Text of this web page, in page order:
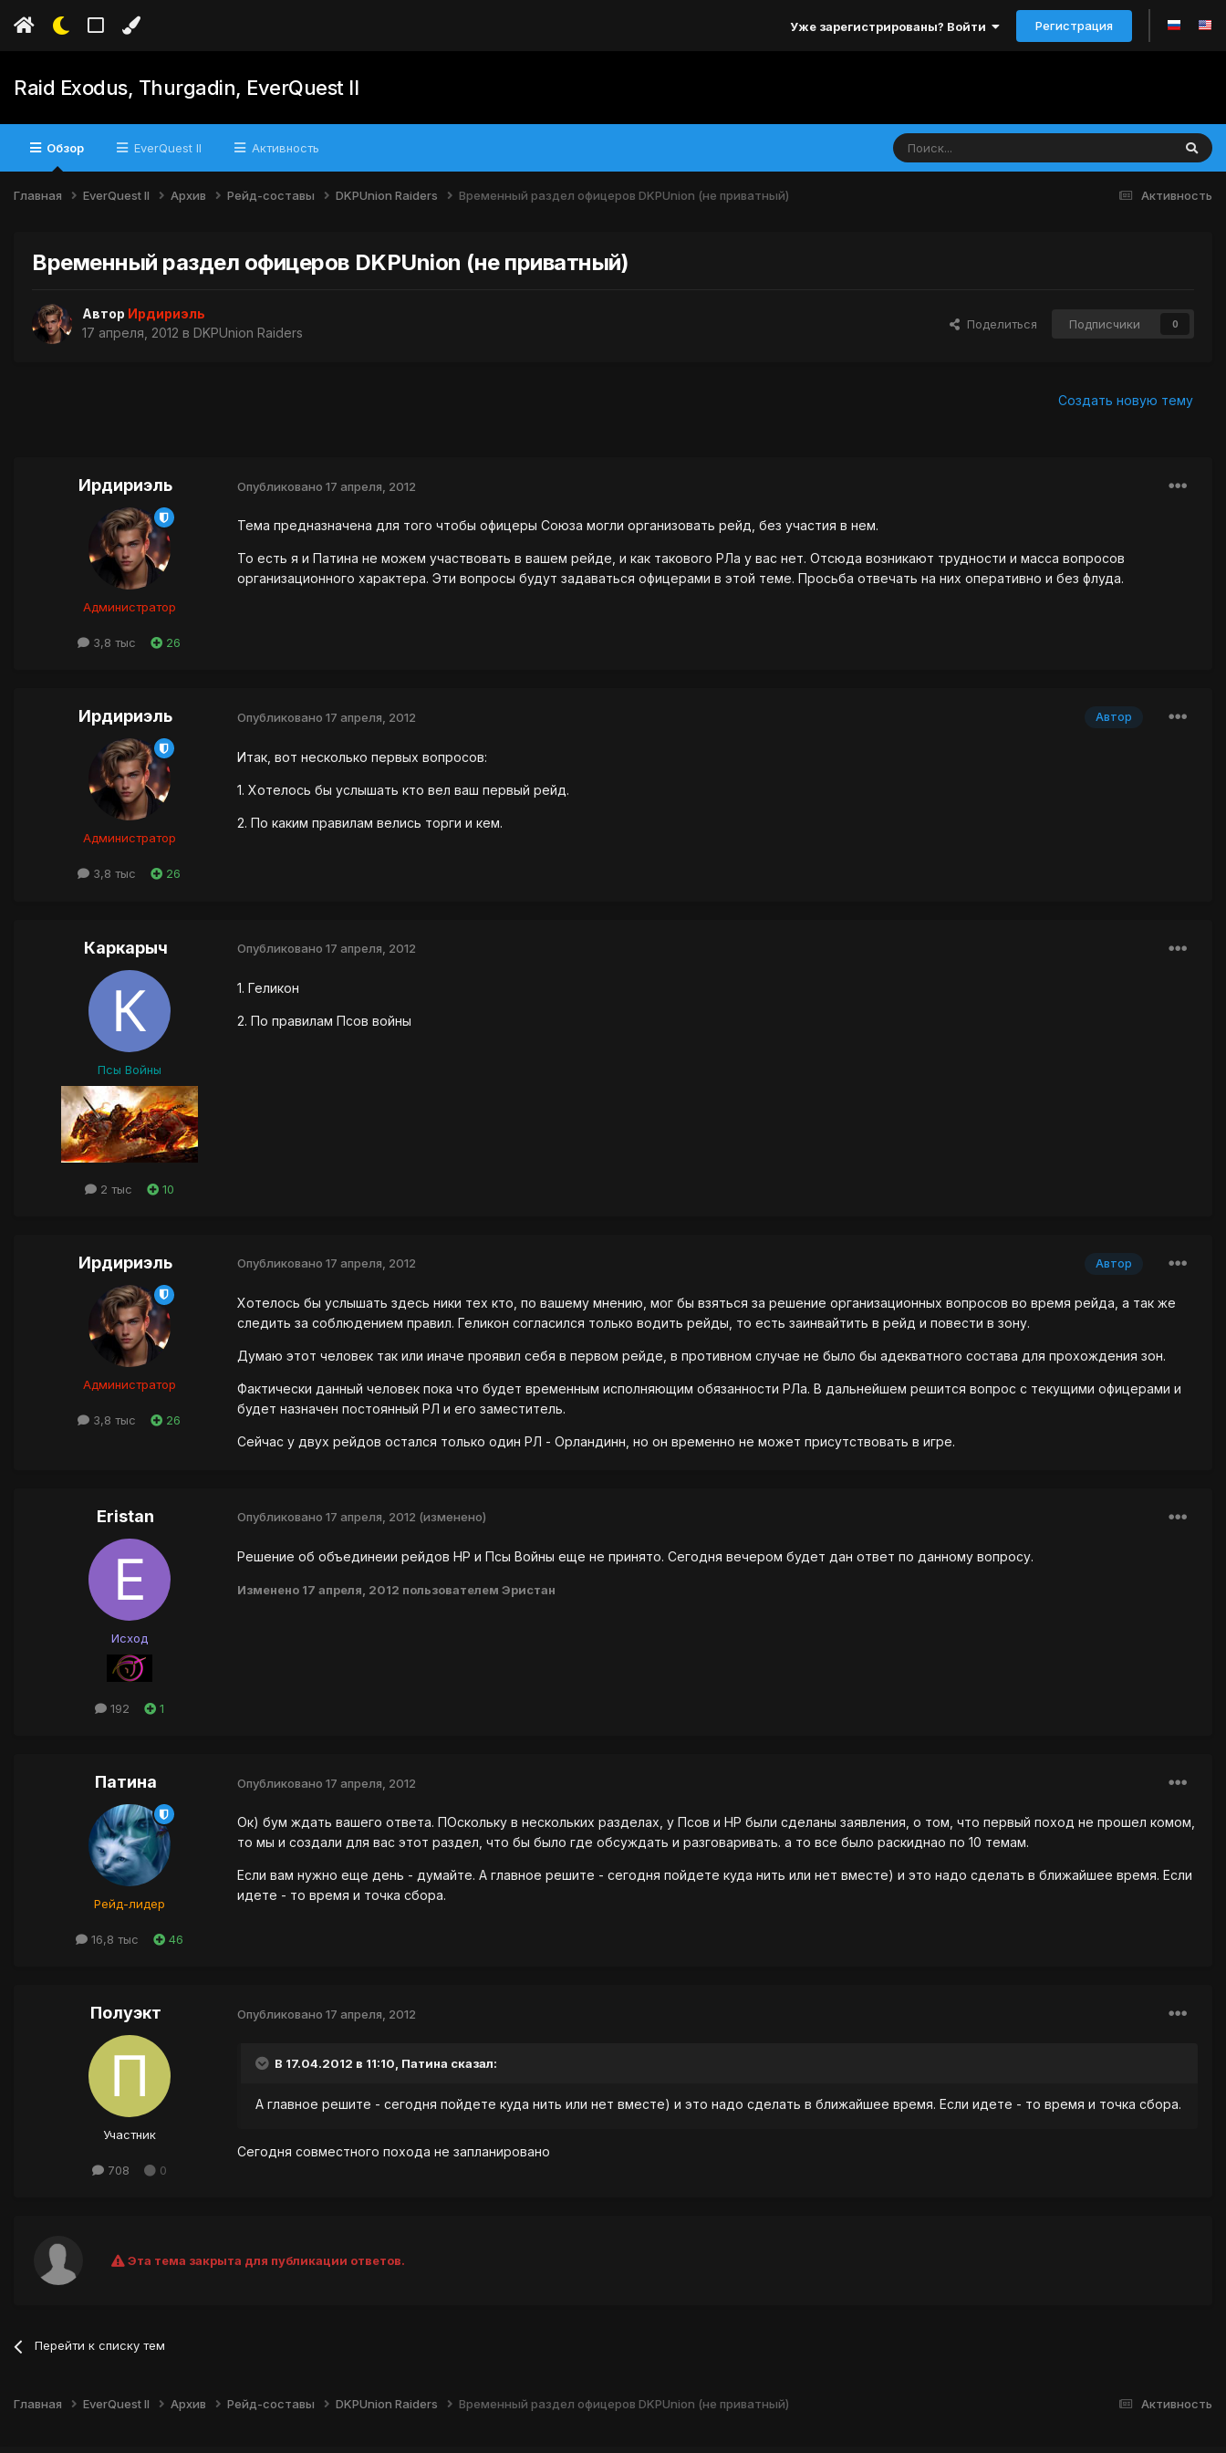
Уже зарегистрированы? Войти Регистрация
Raid Exodus, Thurgadin, EverQuest II
Обзор EverQuest II Активность
Активность
Главная EverQuest II Архив Рейд-составы DKPUnion Raiders Временный раздел офицеров DKPUnion (не приватный)
Временный раздел офицеров DKPUnion (не приватный)
Автор Ирдириэль
17 апреля, 2012 в DKPUnion Raiders
Поделиться Подписчики 0
Создать новую тему
Ирдириэль
Администратор
3,8 тыс 26
Опубликовано 17 апреля, 2012
Тема предназначена для того чтобы офицеры Союза могли организовать рейд, без участия в нем.
То есть я и Патина не можем участвовать в вашем рейде, и как такового РЛа у вас нет. Отсюда возникают трудности и масса вопросов
организационного характера. Эти вопросы будут задаваться офицерами в этой теме. Просьба отвечать на них оперативно и без флуда.
Ирдириэль
Администратор
3,8 тыс 26
Автор
Опубликовано 17 апреля, 2012
Итак, вот несколько первых вопросов:
1. Хотелось бы услышать кто вел ваш первый рейд.
2. По каким правилам велись торги и кем.
Каркарыч
Псы Войны
2 тыс 10
Опубликовано 17 апреля, 2012
1. Геликон
2. По правилам Псов войны
Ирдириэль
Администратор
3,8 тыс 26
Автор
Опубликовано 17 апреля, 2012
Хотелось бы услышать здесь ники тех кто, по вашему мнению, мог бы взяться за решение организационных вопросов во время рейда, а так же
следить за соблюдением правил. Геликон согласился только водить рейды, то есть заинвайтить в рейд и повести в зону.
Думаю этот человек так или иначе проявил себя в первом рейде, в противном случае не было бы адекватного состава для прохождения зон.
Фактически данный человек пока что будет временным исполняющим обязанности РЛа. В дальнейшем решится вопрос с текущими офицерами и
будет назначен постоянный РЛ и его заместитель.
Сейчас у двух рейдов остался только один РЛ - Орландинн, но он временно не может присутствовать в игре.
Eristan
Исход
192 1
Опубликовано 17 апреля, 2012 (изменено)
Решение об объединеии рейдов НР и Псы Войны еще не принято. Сегодня вечером будет дан ответ по данному вопросу.
Изменено 17 апреля, 2012 пользователем Эристан
Патина
Рейд-лидер
16,8 тыс 46
Опубликовано 17 апреля, 2012
Ок) бум ждать вашего ответа. ПОскольку в нескольких разделах, у Псов и НР были сделаны заявления, о том, что первый поход не прошел комом,
то мы и создали для вас этот раздел, что бы было где обсуждать и разговаривать. а то все было раскиднао по 10 темам.
Если вам нужно еще день - думайте. А главное решите - сегодня пойдете куда нить или нет вместе) и это надо сделать в ближайшее время. Если
идете - то время и точка сбора.
Полуэкт
Участник
708 0
Опубликовано 17 апреля, 2012
В 17.04.2012 в 11:10, Патина сказал:
А главное решите - сегодня пойдете куда нить или нет вместе) и это надо сделать в ближайшее время. Если идете - то время и точка сбора.
Сегодня совместного похода не запланировано
Эта тема закрыта для публикации ответов.
Перейти к списку тем
Активность
Главная EverQuest II Архив Рейд-составы DKPUnion Raiders Временный раздел офицеров DKPUnion (не приватный)